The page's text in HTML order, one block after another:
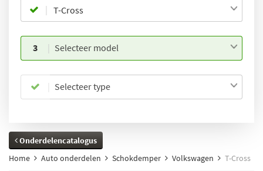
3 Selecteer model
Selecteer type
Onderdelencatalogus
Home
Auto onderdelen Schokdemper Volkswagen T-Cross